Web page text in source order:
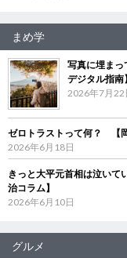
まめ学
写真に埋ま
デジタル指南】
2026年7月22
ゼロトラストって何？ 【
2026年6月18日
きっと大平元首相は泣い
治コラム】
2026年6月10日
グルメ